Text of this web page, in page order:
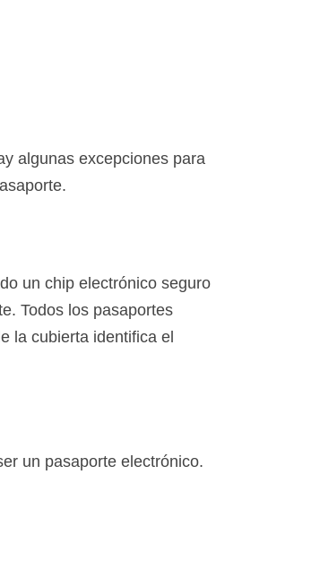
algunas excepciones para
un chip electrónico seguro
Todos los pasaportes
la cubierta identifica el
un pasaporte electrónico.